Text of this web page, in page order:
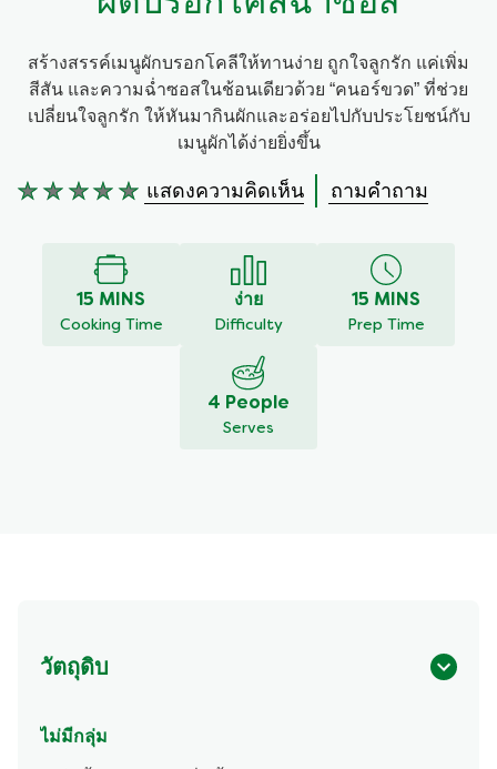
สร้างสรรค์เมนูผักบรอกโคลีให้ทานง่าย ถูกใจลูกรัก แค่เพิ่ม
สีสัน และความฉ่ำซอสในช้อนเดียวด้วย “คนอร์ขวด” ที่ช่วย
เปลี่ยนใจลูกรัก ให้หันมากินผักและอร่อยไปกับประโยชน์กับ
เมนูผักได้ง่ายยิ่งขึ้น
ไม่มี
แสดงความคิดเห็น ถามคำถาม
15 MINS
Cooking Time
ง่าย
Difficulty
15 MINS
Prep Time
4 People
Serves
วัตถุดิบ
ไม่มีกลุ่ม